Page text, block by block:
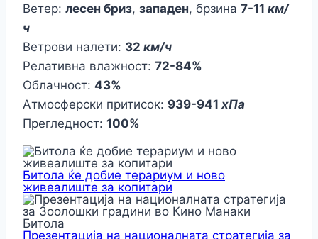
Ветер: лесен бриз, западен, брзина 7-11 км/
ч
Ветрови налети: 32 км/ч
Релативна влажност: 72-84%
Облачност: 43%
Атмосферски притисок: 939-941 хПа
Прегледност: 100%
Битола ќе добие терариум и ново
живеалиште за копитари
Презентација на националната стратегија за